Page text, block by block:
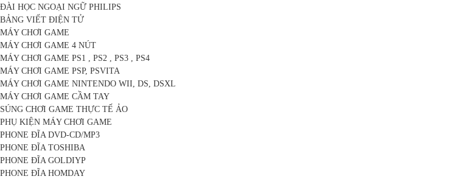
ĐÀI HỌC NGOẠI NGỮ PHILIPS
BẢNG VIẾT ĐIỆN TỬ
MÁY CHƠI GAME
MÁY CHƠI GAME 4 NÚT
MÁY CHƠI GAME PS1 , PS2 , PS3 , PS4
MÁY CHƠI GAME PSP, PSVITA
MÁY CHƠI GAME NINTENDO WII, DS, DSXL
MÁY CHƠI GAME CẦM TAY
SÚNG CHƠI GAME THỰC TẾ ẢO
PHỤ KIỆN MÁY CHƠI GAME
PHONE ĐĨA DVD-CD/MP3
PHONE ĐĨA TOSHIBA
PHONE ĐĨA GOLDIYP
PHONE ĐĨA HOMDAY